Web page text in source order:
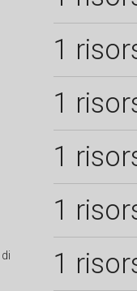
1
1
1
1
di 1